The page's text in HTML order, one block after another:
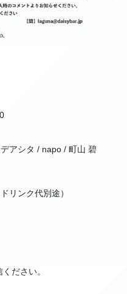
アシタ / napo / 町山 碧
リンク代別途）
ださい。